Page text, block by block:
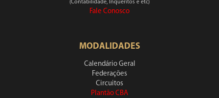
(Contabilidade, Inquéritos e etc)
Fale Conosco
MODALIDADES
Calendário Geral
Federações
Circuitos
Plantão CBA